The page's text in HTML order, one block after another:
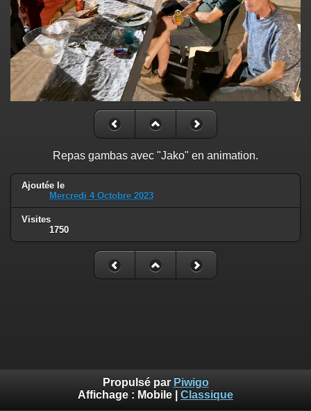
Repas gambas avec "Jako" en animation.
Ajoutée le
Mercredi 4 Octobre 2023
Visites
1750
Propulsé par Piwigo
Affichage : Mobile Classique